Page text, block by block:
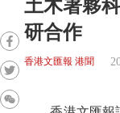
土木署夥
研合作
香港文匯報 港聞